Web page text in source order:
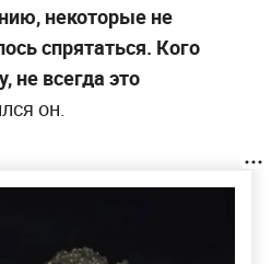
некоторые не
спрятаться. Кого
не всегда это
он.